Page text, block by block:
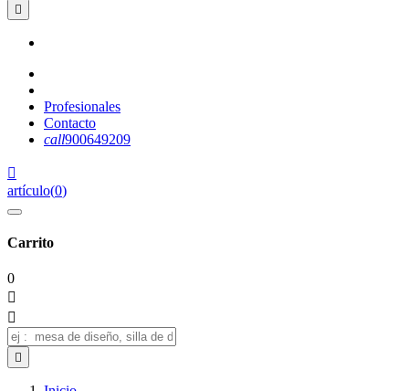

Profesionales
Contacto
call900649209

artículo(0)
Carrito
0


